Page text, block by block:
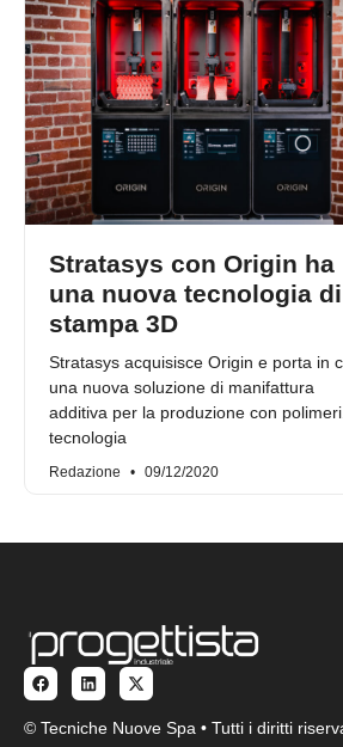
Stratasys con Origin ha
una nuova tecnologia di
stampa 3D
Stratasys acquisisce Origin e porta in
una nuova soluzione di manifattura
additiva per la produzione con
tecnologia
Redazione 09/12/2020
© Tecniche Nuove Spa • Tutti i diritti